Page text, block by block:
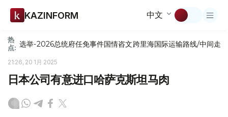
KAZINFORM 中文
热
点: 选举-2026总统府任免事件国情咨文跨里海国际运输路线/中间走廊
21:26, 20 1月 2025
日本公司有意进口哈萨克斯坦马肉